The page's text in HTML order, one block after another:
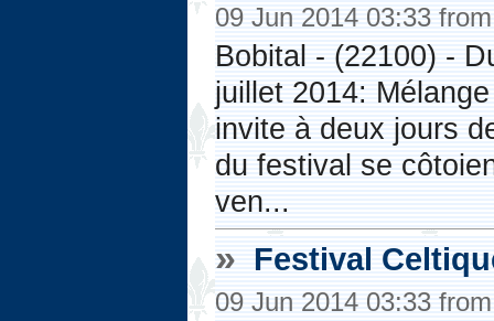
09 Jun 2014 03:33
Bobital - (22100) -
juillet 2014:
invite à deux jours
du festival se
ven...
» Festival
09 Jun 2014 03:33